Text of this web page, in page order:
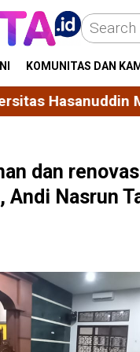
KOMUNITAS DAN
Nominasi 10
dan
Andi Nasrun